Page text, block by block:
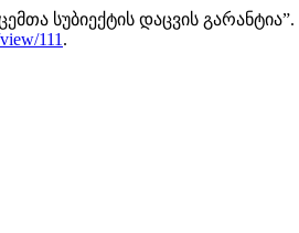
სუბიექტის დაცვის გარანტია”.
111 .